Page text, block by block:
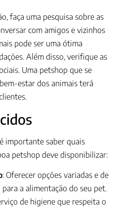
faça uma pesquisa sobre as
com amigos e vizinhos
pode ser uma ótima
Além disso, verifique as
Uma petshop que se
estar dos animais terá
importante saber quais
petshop deve disponibilizar:
: Oferecer opções variadas e de
a alimentação do seu pet.
de higiene que respeita o